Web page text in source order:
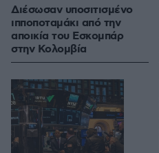
Διέσωσαν υποσιτισμένο
ιπποποταμάκι από την
αποικία του Εσκομπάρ
στην Κολομβία